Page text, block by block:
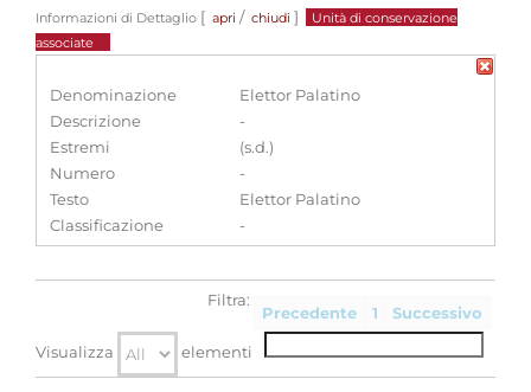
Informazioni di Dettaglio [ apri / chiudi ]
Unità di conservazione
associate
Denominazione
Elettor Palatino
Descrizione
-
Estremi
(s.d.)
Numero
-
Testo
Elettor Palatino
Classificazione
-
Precedente 1 Successivo
Visualizza elementi
Filtra: